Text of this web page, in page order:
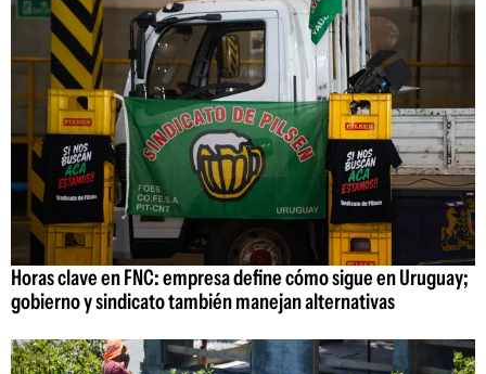
Horas clave en FNC: empresa define cómo sigue en Uruguay;
gobierno y sindicato también manejan alternativas